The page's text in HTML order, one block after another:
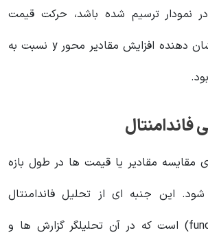
نمودار ترسیم شده باشد، حرکت قیمت
بالاتر از خط افقی نشان دهنده افزایش مقادیر محور y نسبت به
مقایسه مقادیر یا قیمت ها در طول بازه
این جنبه ای از تحلیل فاندامنتال
(fundamental analysis) است که در آن تحلیلگر گزارش ها و